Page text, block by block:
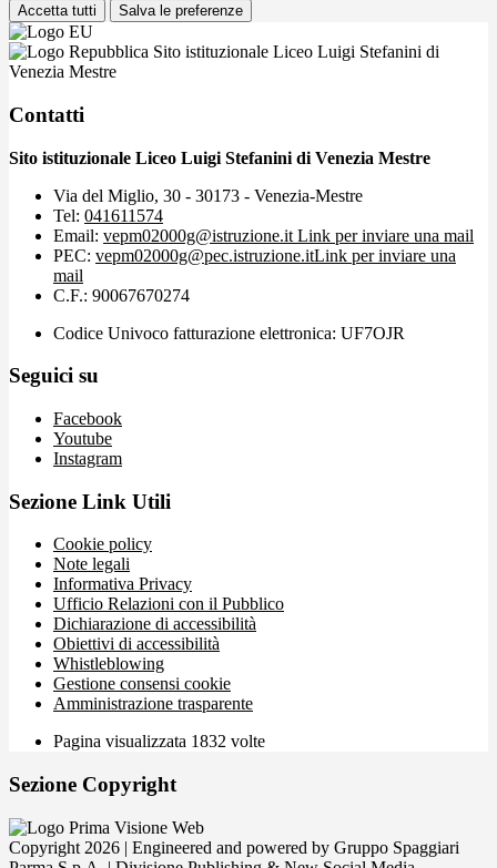
Accetta tutti Salva le preferenze
Sito istituzionale Liceo Luigi Stefanini di
Venezia Mestre
Contatti
Sito istituzionale Liceo Luigi Stefanini di Venezia Mestre
Via del Miglio, 30 - 30173 - Venezia-Mestre
Tel: 041611574
Email: vepm02000g@istruzione.it Link per inviare una mail
PEC: vepm02000g@pec.istruzione.itLink per inviare una
mail
C.F.: 90067670274
Codice Univoco fatturazione elettronica: UF7OJR
Seguici su
Facebook
Youtube
Instagram
Sezione Link Utili
Cookie policy
Note legali
Informativa Privacy
Ufficio Relazioni con il Pubblico
Dichiarazione di accessibilità
Obiettivi di accessibilità
Whistleblowing
Gestione consensi cookie
Amministrazione trasparente
Pagina visualizzata 1832 volte
Sezione Copyright
Copyright 2026 | Engineered and powered by Gruppo Spaggiari